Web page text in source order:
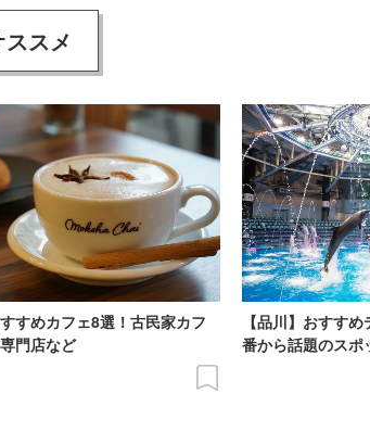
スメ
すめカフェ8選！古民家カフ
門店など
【品川】おすす
番から話題のスポ